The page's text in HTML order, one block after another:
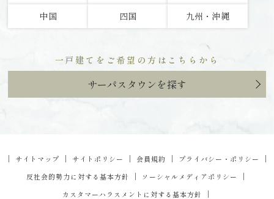
中国
四国 九州・沖縄
一戸建てをご希望の方はこちらから
サーパスタウンを探す
｜ サイトマップ ｜ サイトポリシー ｜ 会員規約 ｜ プライバシー・ポリシー ｜
反社会的勢力に対する基本方針 ｜ ソーシャルメディアポリシー ｜
カスタマーハラスメントに対する基本方針 ｜